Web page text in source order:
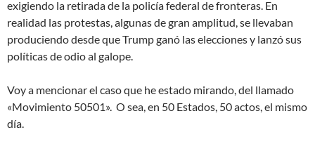
exigiendo la retirada de la policía federal de fronteras. En
realidad las protestas, algunas de gran amplitud, se llevaban
produciendo desde que Trump ganó las elecciones y lanzó sus
políticas de odio al galope.
Voy a mencionar el caso que he estado mirando, del llamado
«Movimiento 50501». O sea, en 50 Estados, 50 actos, el mismo
día.